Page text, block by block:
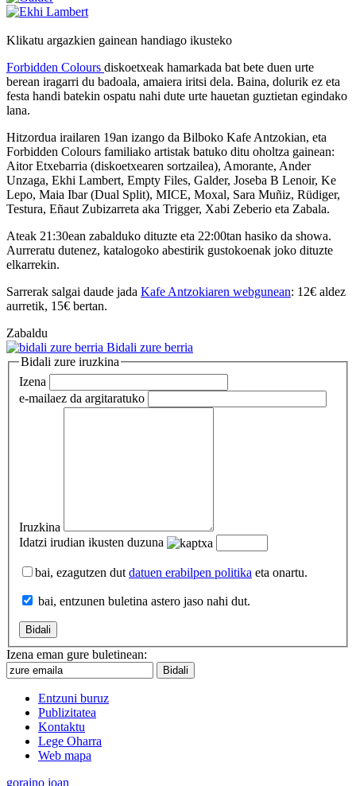
Klikatu argazkien gainean handiago ikusteko
Forbidden Colours diskoetxeak hamarkada bat bete duen urte
berean iragarri du badoala, amaiera iritsi dela. Baina, dolurik ez eta
festa handi batekin ospatu nahi dute urte hauetan guztietan egindako
lana.
Hitzordua irailaren 19an izango da Bilboko Kafe Antzokian, eta
Forbidden Colours familiako artistak batuko ditu oholtza gainean:
Aitor Etxebarria (diskoetxearen sortzailea), Amorante, Ander
Unzaga, Ekhi Lambert, Empty Files, Galder, Joseba B Lenoir, Ke
Lepo, Maia Ibar (Dual Split), MICE, Moxal, Sara Muñiz, Rüdiger,
Testura, Eñaut Zubizarreta aka Trigger, Xabi Zeberio eta Zabala.
Ateak 21:30ean zabalduko dituzte eta 22:00tan hasiko da showa.
Aurreratu dutenez, katalogoko abestirik gustokoenak joko dituzte
elkarrekin.
Sarrerak salgai daude jada Kafe Antzokiaren webgunean: 12€ aldez
aurretik, 15€ bertan.
Zabaldu
Bidali zure berria
Bidali zure iruzkina
Izena
e-mailaez da argitaratuko
Iruzkina
Idatzi irudian ikusten duzuna
bai, ezagutzen dut datuen erabilpen politika eta onartu.
bai, entzunen buletina astero jaso nahi dut.
Izena eman gure buletinean:
Entzuni buruz
Publizitatea
Kontaktu
Lege Oharra
Web mapa
goraino joan